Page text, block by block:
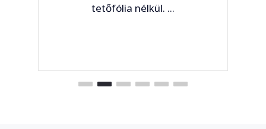
tetőfólia nélkül. ...